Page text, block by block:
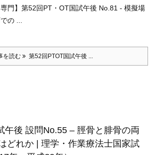
専門】第52回PT・OT国試午後 No.81 - 模擬場
の ...
を読む 第52回PTOT国試午後 ...
午後 設問No.55 – 脛骨と腓骨の両
どれか | 理学・作業療法士国家試